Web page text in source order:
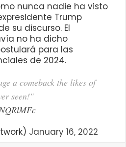
nunca nadie ha visto
Trump
su discurso. El
no ha dicho
para las
de 2024.
a comeback the likes of
seen!"
January 16, 2022